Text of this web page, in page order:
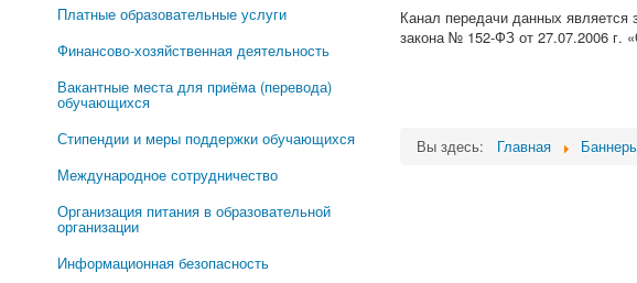
Платные образовательные услуги
Финансово-хозяйственная деятельность
Вакантные места для приёма (перевода)
обучающихся
Стипендии и меры поддержки обучающихся
Международное сотрудничество
Организация питания в образовательной
организации
Информационная безопасность
Канал передачи данных
закона № 152-ФЗ от 27.07.2006 г.
Вы здесь: Главная